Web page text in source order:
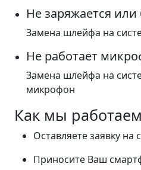
Не заряжается
Замена шлейфа на
Не работает
Замена шлейфа на
микрофон
Как мы работаем
Оставляете заявку на
Приносите Ваш